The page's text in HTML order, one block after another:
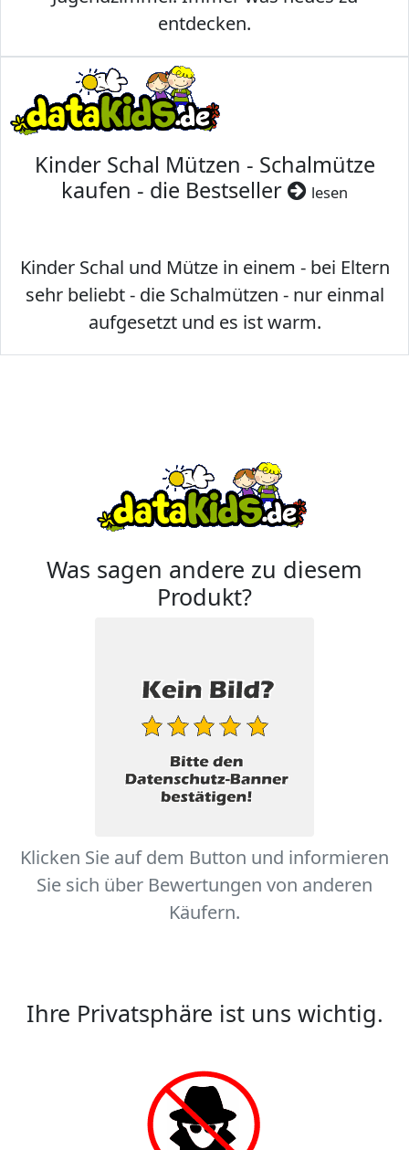
entdecken.
Kinder Schal Mützen - Schalmütze
kaufen - die Bestseller
lesen
Kinder Schal und Mütze in einem - bei Eltern
sehr beliebt - die Schalmützen - nur einmal
aufgesetzt und es ist warm.
Was sagen andere zu diesem
Produkt?
Klicken Sie auf dem Button und informieren
Sie sich über Bewertungen von anderen
Käufern.
Ihre Privatsphäre ist uns wichtig.